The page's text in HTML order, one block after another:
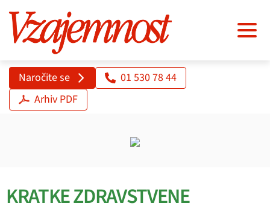
Naročite se
01 530 78 44
Arhiv PDF
KRATKE ZDRAVSTVENE